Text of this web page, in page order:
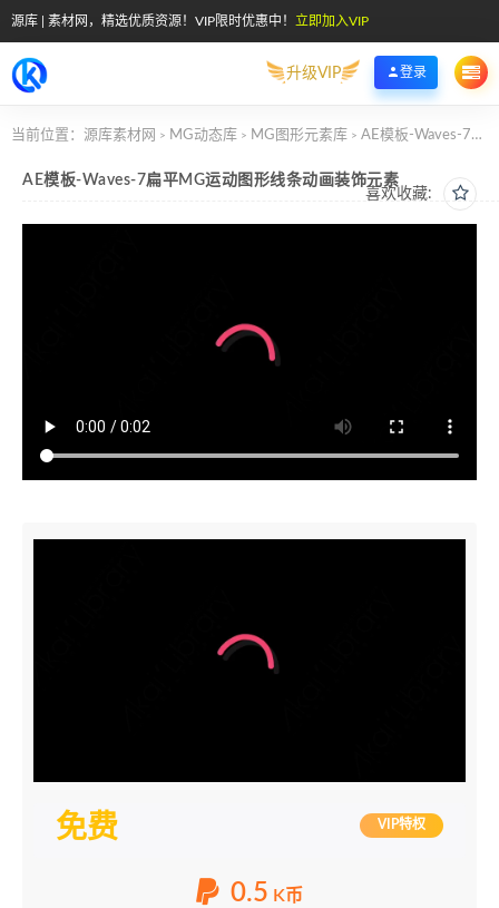
源库 | 素材网，精选优质资源！VIP限时优惠中！ 立即加入VIP
升级VIP 登录
当前位置： 源库素材网 > MG动态库 > MG图形元素库 > AE模板-Waves-7扁平MG运动图形线条动画装饰元素
喜欢收藏:
AE模板-Waves-7扁平MG运动图形线条动画装饰元素
免费 VIP特权
0.5 K币